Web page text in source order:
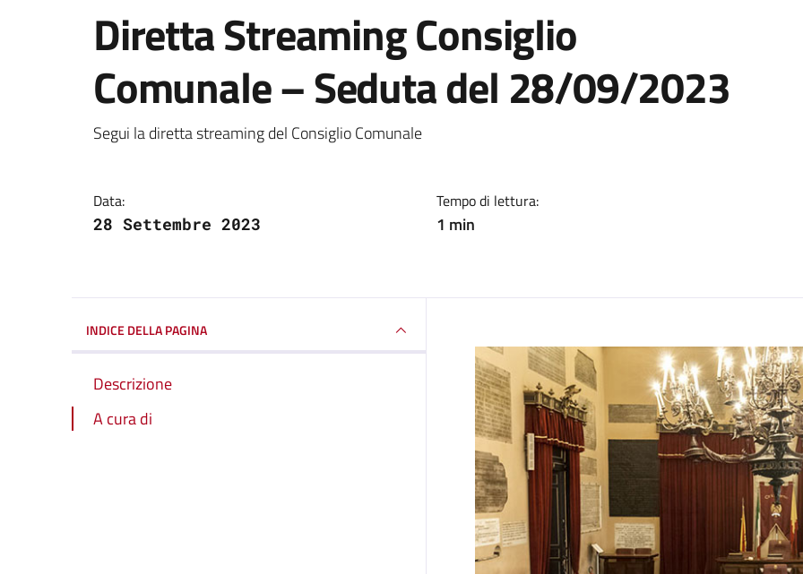
Diretta Streaming Consiglio
Comunale – Seduta del 28/09/2023
Dettagli della notizia
Segui la diretta streaming del Consiglio Comunale
Data:
28 Settembre 2023
Tempo di lettura:
1 min
INDICE DELLA PAGINA
Descrizione
A cura di